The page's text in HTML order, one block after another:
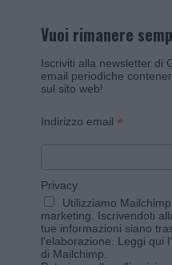
Vuoi rimanere
Iscriviti alla newsletter di
email periodiche
sul sito web!
Indirizzo email *
Privacy
Utilizziamo
marketing. Iscrivendoti
tue informazioni siano
l'elaborazione. Leggi qui
di Mailchimp